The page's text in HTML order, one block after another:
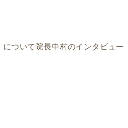
について院長中村のインタビュー